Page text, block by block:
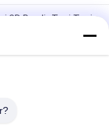
3D Bordir Topi Topi
Klasik Enam Panel